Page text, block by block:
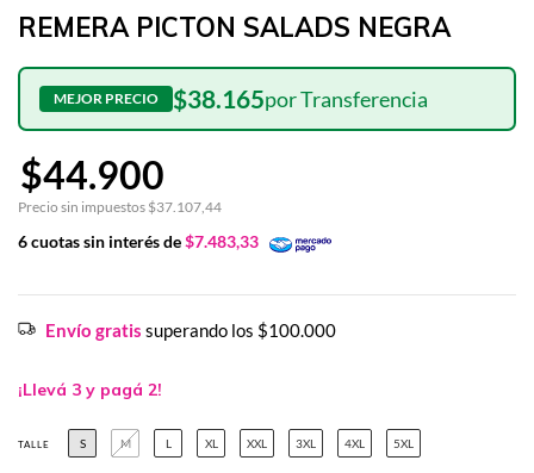
REMERA PICTON SALADS NEGRA
$44.900
6cuotas sin interés de$7.483,33
Precio sin impuestos $37.107,44
$38.165
Envío gratis superando los $100.000
¡Llevá 3 y pagá 2!
TALLE S M L XL XXL 3XL 4XL 5XL